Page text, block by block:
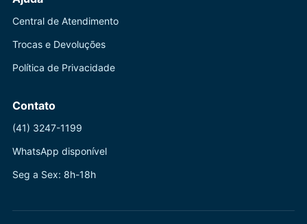
Central de Atendimento
Trocas e Devoluções
Política de Privacidade
Contato
(41) 3247-1199
WhatsApp disponível
Seg a Sex: 8h-18h